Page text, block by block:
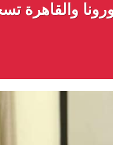
بكورونا